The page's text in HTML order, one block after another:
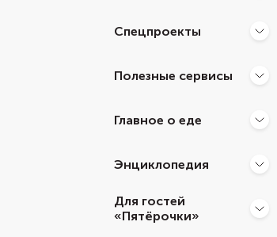
Спецпроекты
Полезные сервисы
Главное о еде
Энциклопедия
Для гостей
«Пятёрочки»